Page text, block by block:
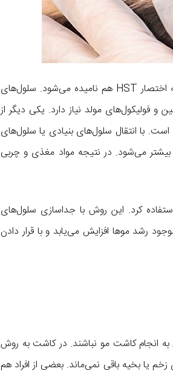
به اختصار HST هم نامیده می‌شود. سلول‌های
فولیکول‌های مولد نیاز دارد. یکی دیگر از
با انتقال سلول‌های بنیادی یا سلول‌های
بیشتر می‌شود. در نتیجه مواد مغذی و چربی
کرد. این روش با جداسازی سلول‌های
رشد موها افزایش می‌یابد و با قرار دادن
انجام کاشت مو نباشند. در کاشت به روش
یا بخیه باقی نمی‌ماند. بعضی از افراد هم